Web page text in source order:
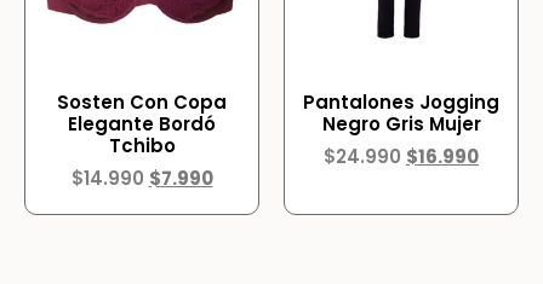
Sosten Con Copa
Elegante Bordó
Tchibo
$14.990 $7.990
Pantalones Jogging
Negro Gris Mujer
$24.990 $16.990